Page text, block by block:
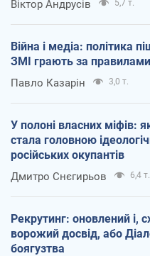
Віктор Андрусів 5,7 т.
Війна і медіа: політика
ЗМІ грають за
Павло Казарін 3,0 т.
У полоні власних міфів:
стала головною
російських окупантів
Дмитро Снєгирьов 6,4 т.
Рекрутинг: оновлений і,
ворожий досвід, або
боягузтва